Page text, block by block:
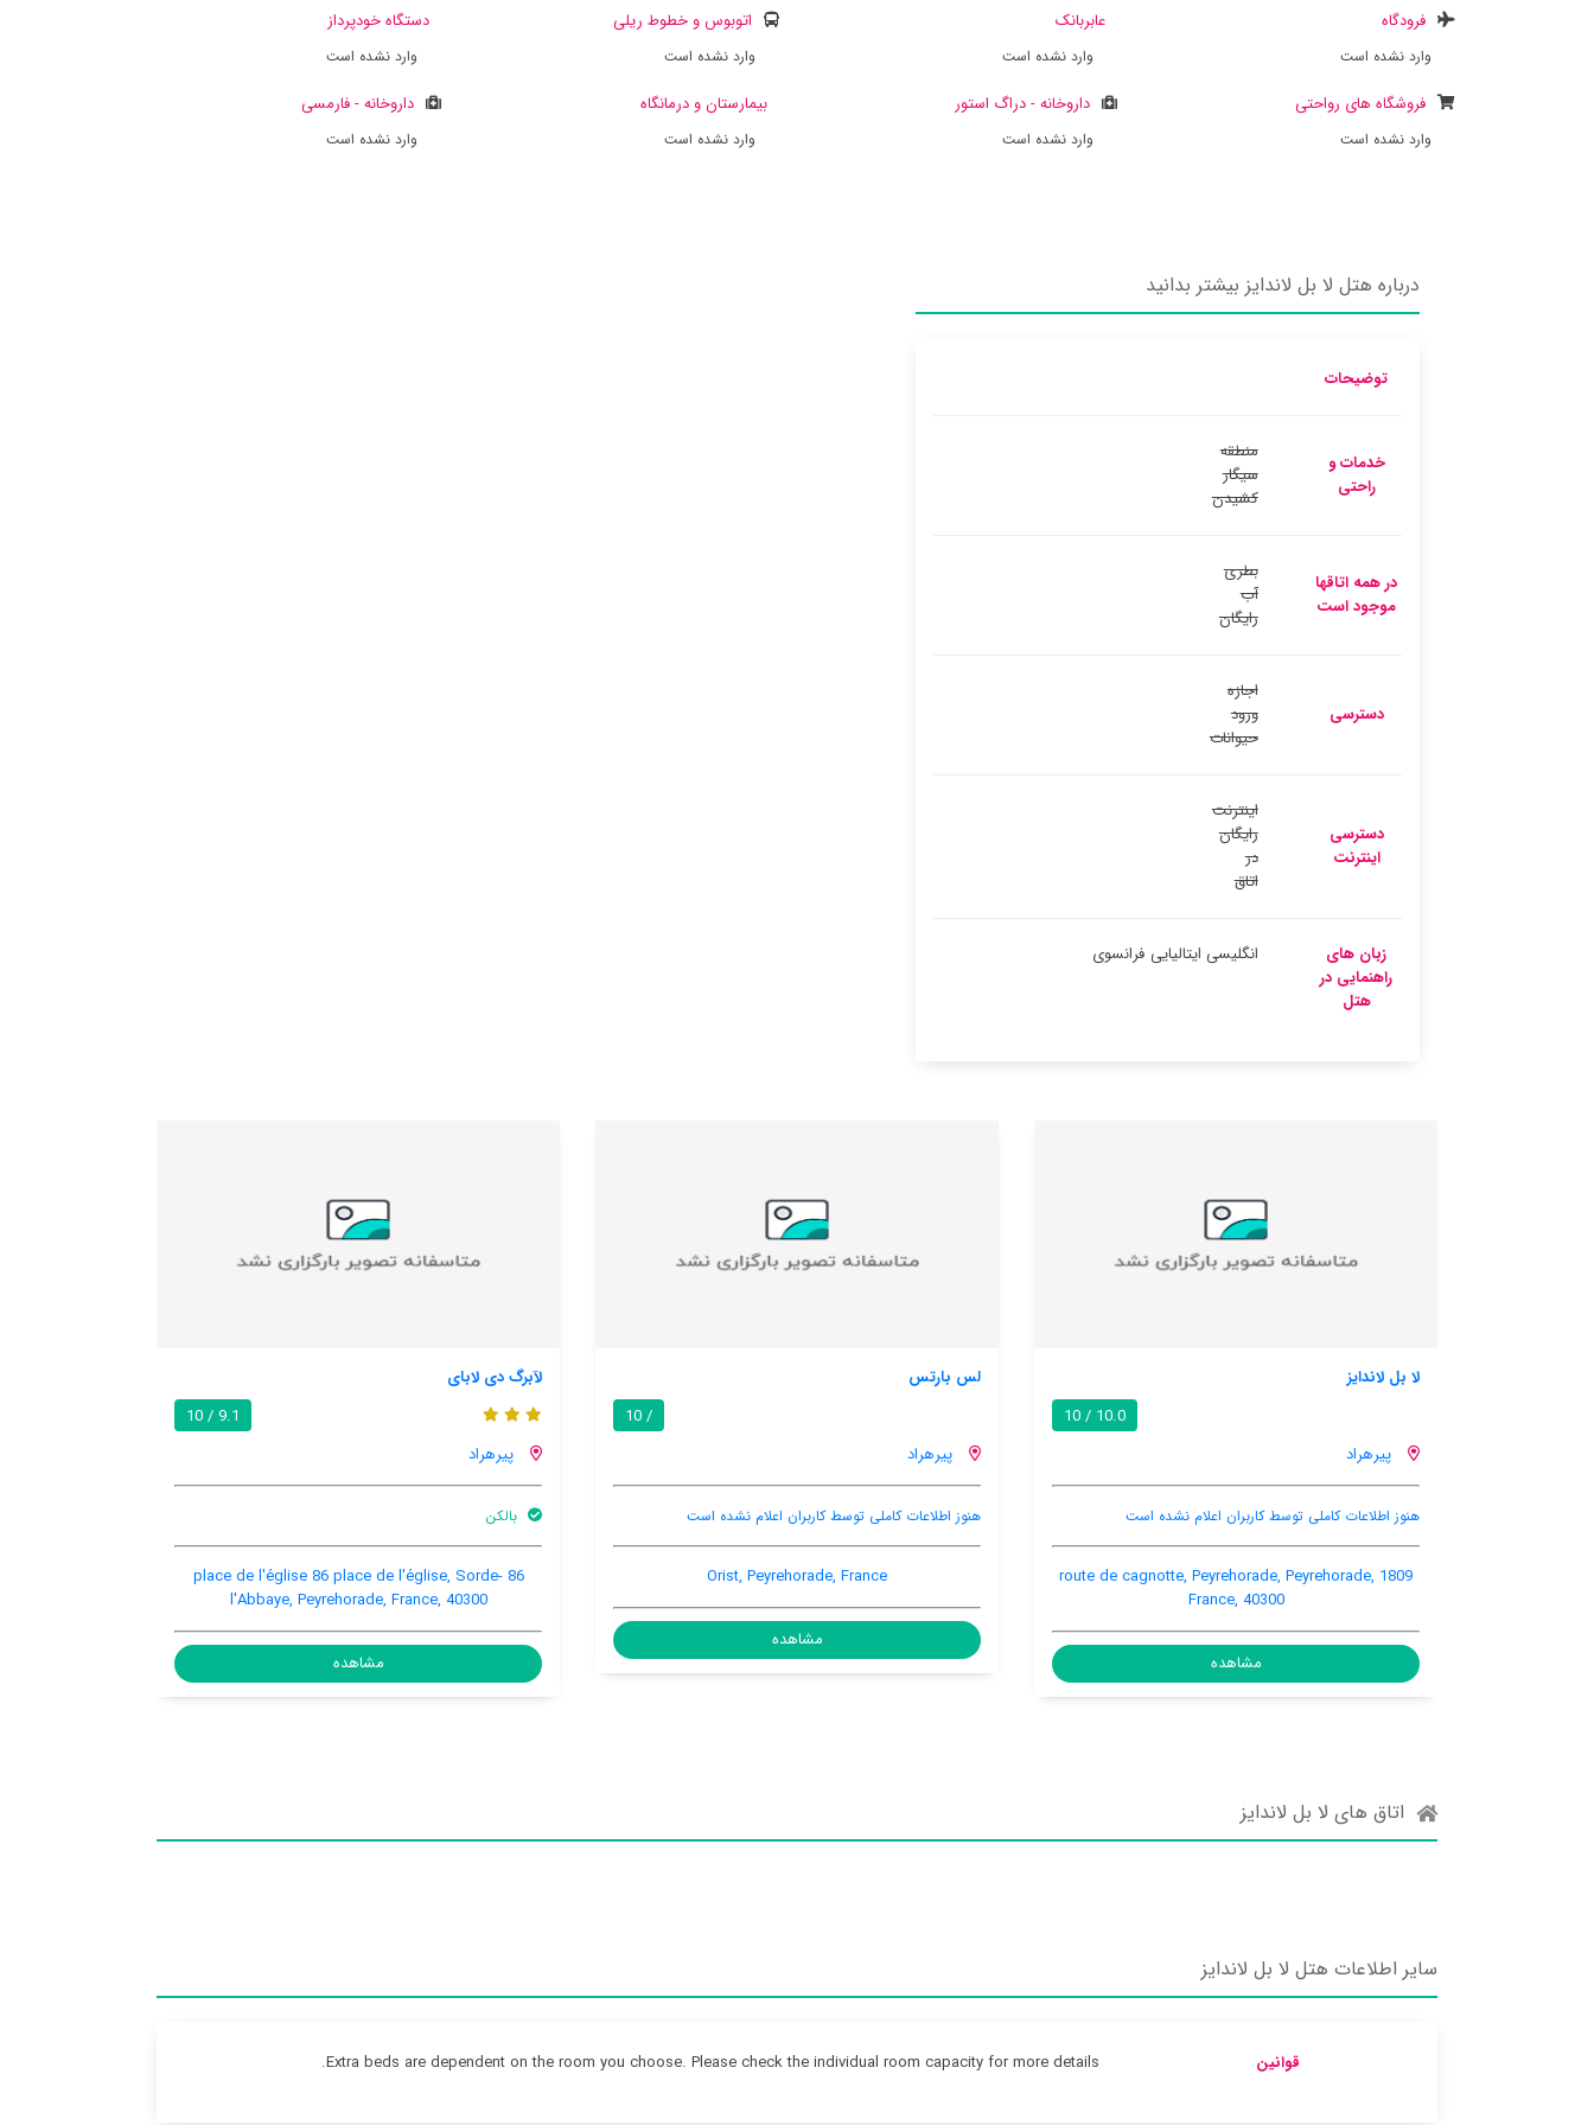
فرودگاه
وارد نشده است
عابربانک
وارد نشده است
اتوبوس و خطوط ریلی
وارد نشده است
دستگاه خودپرداز
وارد نشده است
فروشگاه های رواحتی
وارد نشده است
داروخانه - دراگ استور
وارد نشده است
بیمارستان و درمانگاه
وارد نشده است
داروخانه - فارمسی
وارد نشده است
درباره هتل لا بل لاندایز بیشتر بدانید
توضیحات
خدمات و
راحتی
منطقه
سیگار
کشیدن
در همه اتاقها
موجود است
بطری
آب
رایگان
دسترسی
اجازه
ورود
حیوانات
دسترسی
اینترنت
اینترنت
رایگان
در
اتاق
زبان های
راهنمایی در
هتل
انگلیسی ایتالیایی فرانسوی
توسط کاربران اعلام نشده است
1809 route de cagnotte, Peyrehorade,
هنوز اطلاعات کاملی توسط کاربران اعلام نشده است
Orist, Peyrehorade, France
مشاهده
9.1 / 10
بالکن
86 place de l'église 86 place de l'église, Sorde-
مشاهده
46 route de la croix blanche, Pey, Pey, France, 40300
مشاهده
اتاق های لا بل لاندایز
سایر اطلاعات هتل لا بل لاندایز
قوانین Extra beds are dependent on the room you choose. Please check the individual room capacity for more details.